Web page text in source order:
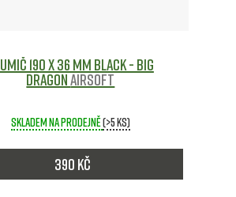
190 x 36 mm Black - Big
DragonAirsoft
Skladem na prodejně(>5 ks)
390 Kč